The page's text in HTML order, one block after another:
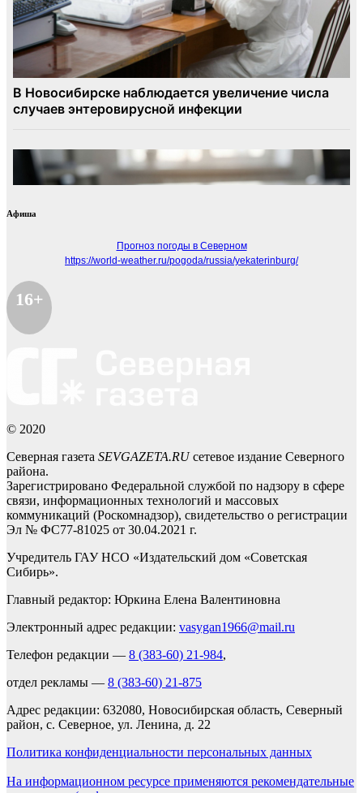
Афиша
Прогноз погоды в Северном
https://world-weather.ru/pogoda/russia/yekaterinburg/
16+
© 2020
Северная газета SEVGAZETA.RUсетевое издание Северного
района.
Зарегистрировано Федеральной службой по надзору в сфере
связи, информационных технологий и массовых
коммуникаций (Роскомнадзор), свидетельство о регистрации
Эл № ФС77-81025 от 30.04.2021 г.
Учредитель ГАУ НСО «Издательский дом «Советская
Сибирь».
Главный редактор: Юркина Елена Валентиновна
Электронный адрес редакции: vasygan1966@mail.ru
Телефон редакции — 8 (383-60) 21-984,
отдел рекламы — 8 (383-60) 21-875
Адрес редакции: 632080, Новосибирская область, Северный
район, с. Северное, ул. Ленина, д. 22
Политика конфиденциальности персональных данных
На информационном ресурсе применяются рекомендательные